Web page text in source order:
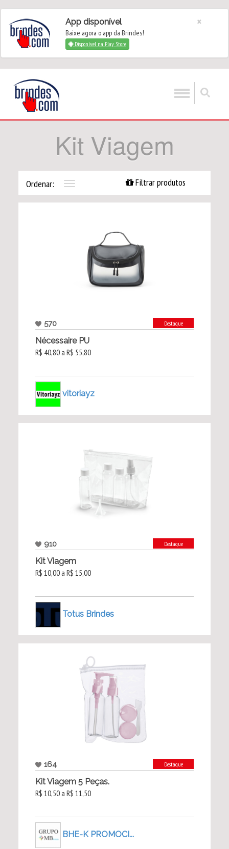
App disponível
Baixe agora o app da Brindes!
Disponível na Play Store
×
Kit Viagem
Ordenar:
Toggle
navigation
Filtrar produtos
570 Destaque
Nécessaire PU
R$ 40,80 a R$ 55,80
vitoriayz
910 Destaque
Kit Viagem
R$ 10,00 a R$ 15,00
Totus Brindes
164 Destaque
Kit Viagem 5 Peças.
R$ 10,50 a R$ 11,50
BHE-K PROMOCI...